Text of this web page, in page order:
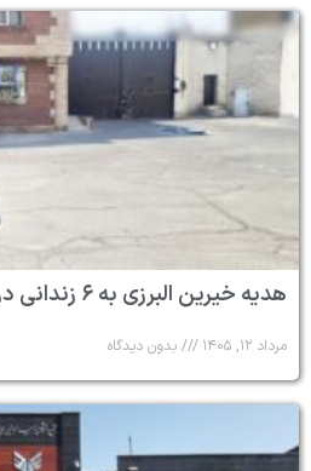
هدیه خیرین البرزی به ۶ زندانی در آستانه اربعین
مرداد ۱۲, ۱۴۰۵ بدون دیدگاه